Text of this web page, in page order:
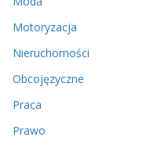
Motoryzacja
Nieruchomości
Obcojęzyczne
Praca
Prawo